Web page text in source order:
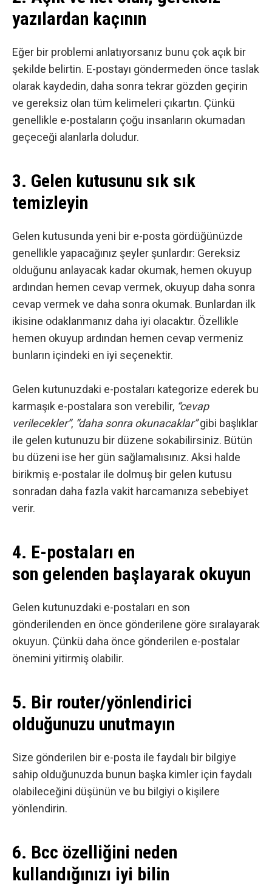
yazılardan kaçının
Eğer bir problemi anlatıyorsanız bunu çok açık bir
şekilde belirtin. E-postayı göndermeden önce taslak
olarak kaydedin, daha sonra tekrar gözden geçirin
ve gereksiz olan tüm kelimeleri çıkartın. Çünkü
genellikle e-postaların çoğu insanların okumadan
geçeceği alanlarla doludur.
3. Gelen kutusunu sık sık
temizleyin
Gelen kutusunda yeni bir e-posta gördüğünüzde
genellikle yapacağınız şeyler şunlardır: Gereksiz
olduğunu anlayacak kadar okumak, hemen okuyup
ardından hemen cevap vermek, okuyup daha sonra
cevap vermek ve daha sonra okumak. Bunlardan ilk
ikisine odaklanmanız daha iyi olacaktır. Özellikle
hemen okuyup ardından hemen cevap vermeniz
bunların içindeki en iyi seçenektir.
Gelen kutunuzdaki e-postaları kategorize ederek bu
karmaşık e-postalara son verebilir, “cevap
verilecekler”, “daha sonra okunacaklar”gibi başlıklar
ile gelen kutunuzu bir düzene sokabilirsiniz. Bütün
bu düzeni ise her gün sağlamalısınız. Aksi halde
birikmiş e-postalar ile dolmuş bir gelen kutusu
sonradan daha fazla vakit harcamanıza sebebiyet
verir.
4. E-postaları en
son gelenden başlayarak okuyun
Gelen kutunuzdaki e-postaları en son
gönderilenden en önce gönderilene göre sıralayarak
okuyun. Çünkü daha önce gönderilen e-postalar
önemini yitirmiş olabilir.
5. Bir router/yönlendirici
olduğunuzu unutmayın
Size gönderilen bir e-posta ile faydalı bir bilgiye
sahip olduğunuzda bunun başka kimler için faydalı
olabileceğini düşünün ve bu bilgiyi o kişilere
yönlendirin.
6. Bcc özelliğini neden
kullandığınızı iyi bilin